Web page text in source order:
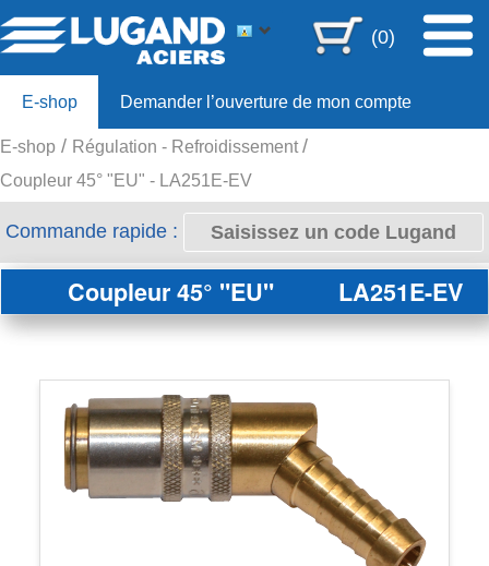
(0)
E-shop Demander l’ouverture de mon compte
Offre 80ans
E-shop
Régulation - Refroidissement
Coupleur 45° "EU" - LA251E-EV
Commande rapide :
Coupleur 45° "EU" LA251E-EV